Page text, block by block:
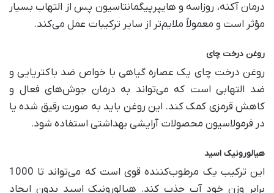
درمان آکنه، روزاسه و هایپرپیگمانتاسیون پس از التهاب بسیار
مؤثر است و معمولاً ملایم‌تر از سایر ترکیبات عمل می‌کند.
روغن درخت چای
روغن درخت چای یک عصاره گیاهی با خواص ضد باکتریایی و
ضد التهابی است که می‌تواند به درمان جوش‌های فعال و
کاهش قرمزی کمک کند. این روغن باید به صورت رقیق شده یا
در فرمولاسیون محصولات آرایشی بهداشتی استفاده شود.
هیالورونیک اسید
این ترکیب یک مرطوب‌کننده قوی است که می‌تواند تا 1000
برابر وزن خود آب جذب کند. هیالورونیک اسید بدون ایجاد